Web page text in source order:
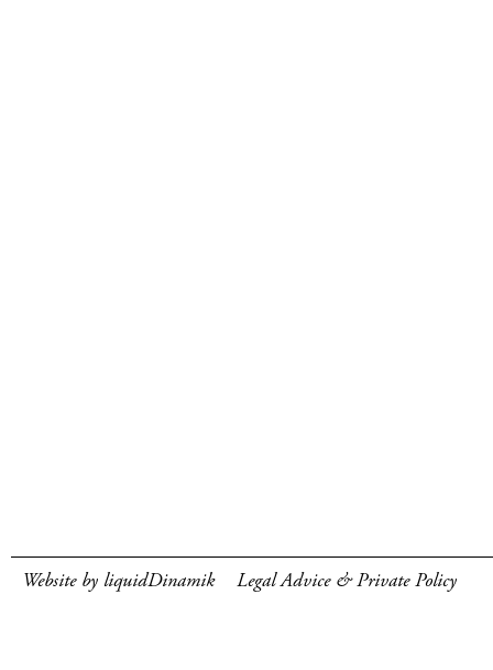
Website by liquidDinamik Legal Advice & Private Policy